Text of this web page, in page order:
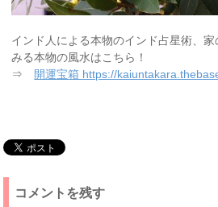
インド人による本物のインド占星術、
みる本物の風水はこちら！
⇒ 開運宝箱 https://
コメントを残す